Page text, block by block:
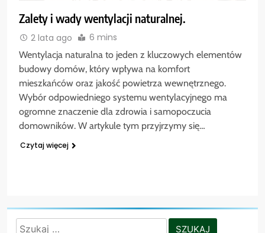
Zalety i wady wentylacji naturalnej.
2 lata ago 6 mins
Wentylacja naturalna to jeden z kluczowych elementów
budowy domów, który wpływa na komfort
mieszkańców oraz jakość powietrza wewnętrznego.
Wybór odpowiedniego systemu wentylacyjnego ma
ogromne znaczenie dla zdrowia i samopoczucia
domowników. W artykule tym przyjrzymy się…
Czytaj więcej
Szukaj: